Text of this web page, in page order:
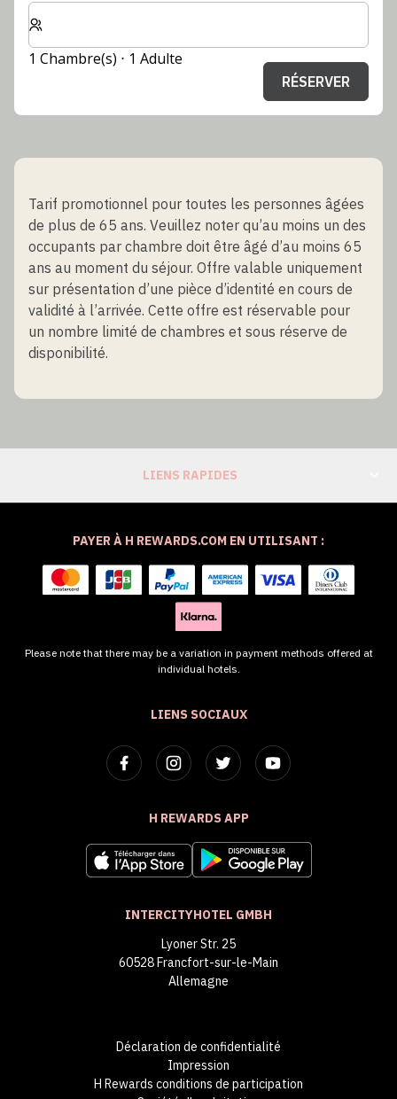
Sélectionnez le nombre de chambres et d'invités pour
1 Chambre(s) ⋅ 1 Adulte
RÉSERVER
Tarif promotionnel pour toutes les personnes âgées
de plus de 65 ans. Veuillez noter qu’au moins un des
occupants par chambre doit être âgé d’au moins 65
ans au moment du séjour. Offre valable uniquement
sur présentation d’une pièce d’identité en cours de
validité à l’arrivée. Cette offre est réservable pour
un nombre limité de chambres et sous réserve de
disponibilité.
LIENS RAPIDES
LIENS SOCIAUX
H REWARDS APP
INTERCITYHOTEL GMBH
Lyoner Str. 25
60528 Francfort-sur-le-Main
Allemagne
PAYER À H REWARDS.COM EN UTILISANT :
Please note that there may be a variation in payment methods offered at
individual hotels.
Déclaration de confidentialité
Impression
H Rewards conditions de participation